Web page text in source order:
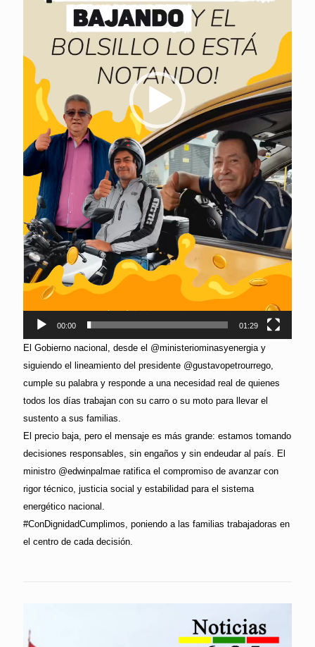
00:00 01:29
El Gobierno nacional, desde el @ministeriominasyenergia y
siguiendo el lineamiento del presidente @gustavopetrourrego,
cumple su palabra y responde a una necesidad real de quienes
todos los días trabajan con su carro o su moto para llevar el
sustento a sus familias.
El precio baja, pero el mensaje es más grande: estamos tomando
decisiones responsables, sin engaños y sin endeudar al país. El
ministro @edwinpalmae ratifica el compromiso de avanzar con
rigor técnico, justicia social y estabilidad para el sistema
energético nacional.
#ConDignidadCumplimos, poniendo a las familias trabajadoras en
el centro de cada decisión.